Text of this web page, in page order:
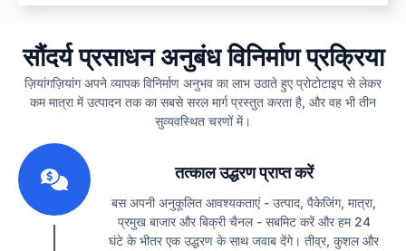
सौंदर्य प्रसाधन अनुबंध विनिर्माण प्रक्रिया
ज़ियांगज़ियांग अपने व्यापक विनिर्माण अनुभव का लाभ उठाते हुए प्रोटोटाइप से लेकर
कम मात्रा में उत्पादन तक का सबसे सरल मार्ग प्रस्तुत करता है, और वह भी तीन
सुव्यवस्थित चरणों में।
तत्काल उद्धरण प्राप्त करें
बस अपनी अनुकूलित आवश्यकताएं - उत्पाद, पैकेजिंग, मात्रा,
प्रमुख बाजार और बिक्री चैनल - सबमिट करें और हम 24
घंटे के भीतर एक उद्धरण के साथ जवाब देंगे। तीव्र, कुशल और